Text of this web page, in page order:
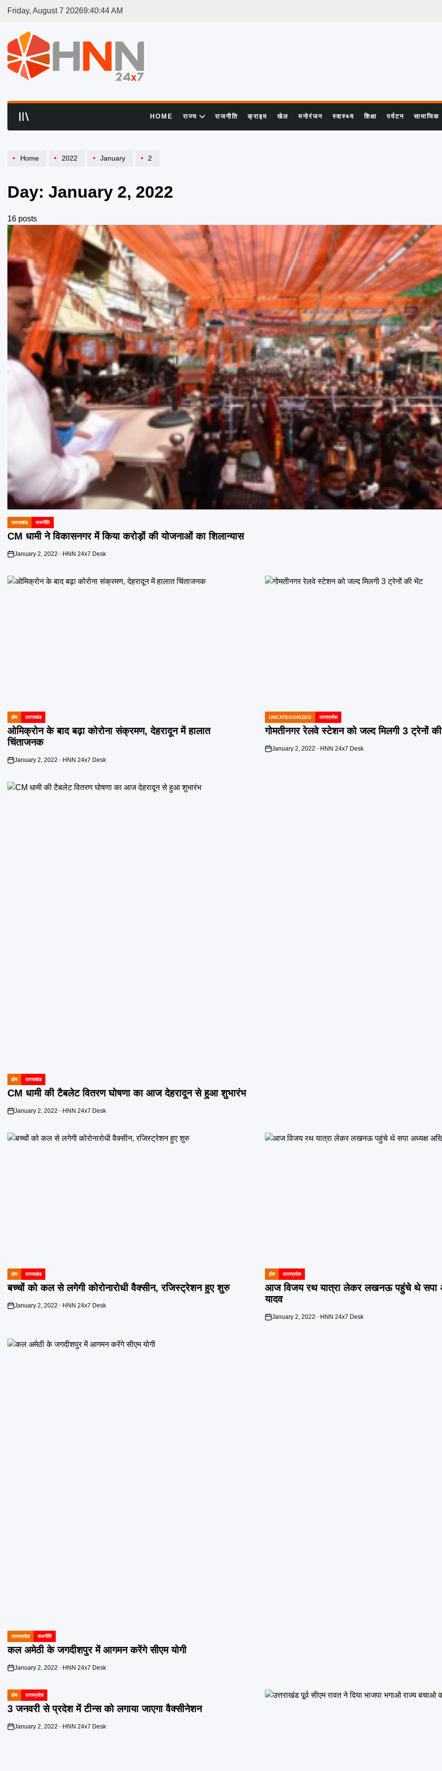
Friday, August 7 20269:40:45AM
HOME राज्य राजनीति क्राइम खेल मनोरंजन स्वास्थ्य शिक्षा पर्यटन सामाजिक
Home 2022 January 2
Day: January 2, 2022
16 posts
POSTED
IN
उत्तराखंड राजनीति
CM धामी ने विकासनगर में किया करोड़ों की योजनाओं का शिलान्यास
on
January 2, 2022 HNN 24x7 Desk
POSTED
IN
होम उत्तराखंड
ओमिक्रोन के बाद बढ़ा कोरोना संक्रमण, देहरादून में हालात
चिंताजनक
on
January 2, 2022 HNN 24x7 Desk
POSTED
IN
UNCATEGORIZED उत्तरप्रदेश
गोमतीनगर रेलवे स्टेशन को जल्द मिलगी 3 ट्रेनों
on
January 2, 2022 HNN 24x7 Desk
POSTED
IN
होम उत्तराखंड
CM धामी की टैबलेट वितरण घोषणा का आज देहरादून से हुआ शुभारंभ
on
January 2, 2022 HNN 24x7 Desk
POSTED
IN
होम उत्तराखंड
बच्चों को कल से लगेगी कोरोनारोधी वैक्सीन, रजिस्ट्रेशन हुए शुरु
on
January 2, 2022 HNN 24x7 Desk
POSTED
IN
होम उत्तरप्रदेश
आज विजय रथ यात्रा लेकर लखनऊ पहुंचे थे सपा
यादव
on
January 2, 2022 HNN 24x7 Desk
POSTED
IN
उत्तरप्रदेश राजनीति
कल अमेठी के जगदीशपुर में आगमन करेंगे सीएम योगी
on
January 2, 2022 HNN 24x7 Desk
POSTED
IN
होम उत्तरप्रदेश
3 जनवरी से प्रदेश में टीन्स को लगाया जाएगा वैक्सीनेशन
on
January 2, 2022 HNN 24x7 Desk